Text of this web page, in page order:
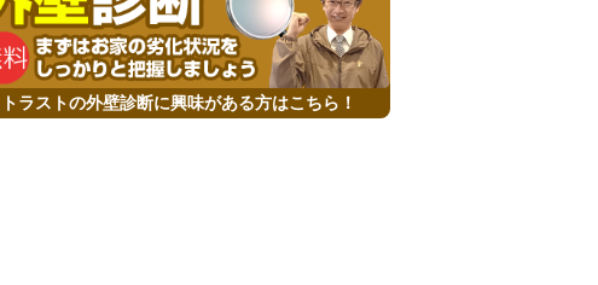
トラストの外壁診断に興味がある方はこちら！